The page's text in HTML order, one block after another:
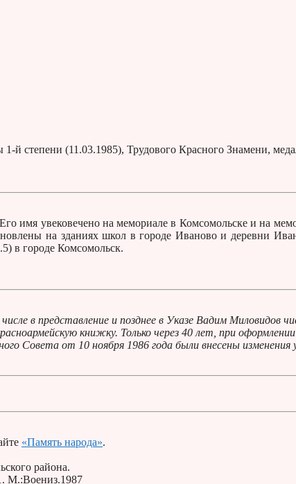
степени (11.03.1985), Трудового Красного Знамени,
имя увековечено на мемориале в Комсомольске и на
на зданиях школ в городе Иваново и деревни
в городе Комсомольск.
в представление и позднее в Указе Вадим Миловидов
книжку. Только через 40 лет, при оформлении
Совета от 10 ноября 1986 года были внесены изменения
«Память народа».
района.
М.:Воениз.1987